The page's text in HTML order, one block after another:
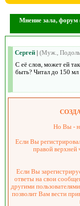
Мнение зала, форум
Сергей | (Муж.,
С её слов, может ей
быть? Читал до 150
Но Вы -
Если Вы
правой верхней
Если Вы
ответы на свои
другими
позволит Вам вести